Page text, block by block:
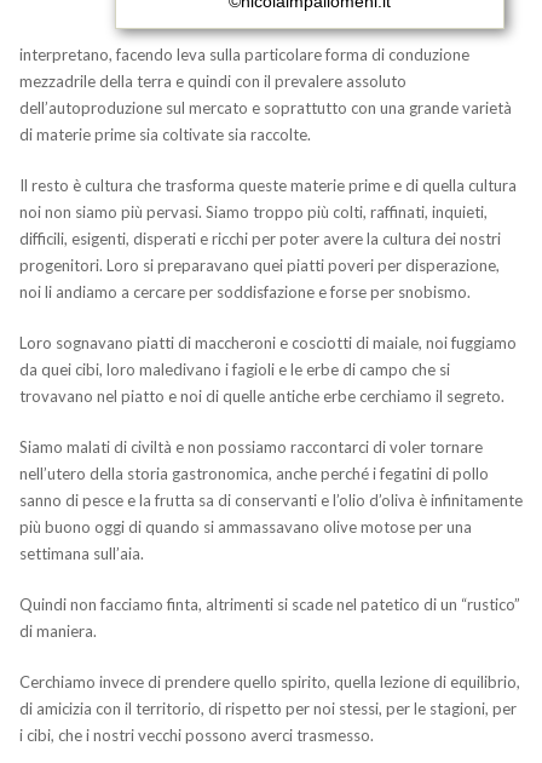
interpretano, facendo leva sulla particolare forma di conduzione
mezzadrile della terra e quindi con il prevalere assoluto
dell’autoproduzione sul mercato e soprattutto con una grande varietà
di materie prime sia coltivate sia raccolte.
Il resto è cultura che trasforma queste materie prime e di quella cultura
noi non siamo più pervasi. Siamo troppo più colti, raffinati, inquieti,
difficili, esigenti, disperati e ricchi per poter avere la cultura dei nostri
progenitori. Loro si preparavano quei piatti poveri per disperazione,
noi li andiamo a cercare per soddisfazione e forse per snobismo.
Loro sognavano piatti di maccheroni e cosciotti di maiale, noi fuggiamo
da quei cibi, loro maledivano i fagioli e le erbe di campo che si
trovavano nel piatto e noi di quelle antiche erbe cerchiamo il segreto.
Siamo malati di civiltà e non possiamo raccontarci di voler tornare
nell’utero della storia gastronomica, anche perché i fegatini di pollo
sanno di pesce e la frutta sa di conservanti e l’olio d’oliva è infinitamente
più buono oggi di quando si ammassavano olive motose per una
settimana sull’aia.
Quindi non facciamo finta, altrimenti si scade nel patetico di un “rustico”
di maniera.
Cerchiamo invece di prendere quello spirito, quella lezione di equilibrio,
di amicizia con il territorio, di rispetto per noi stessi, per le stagioni, per
i cibi, che i nostri vecchi possono averci trasmesso.